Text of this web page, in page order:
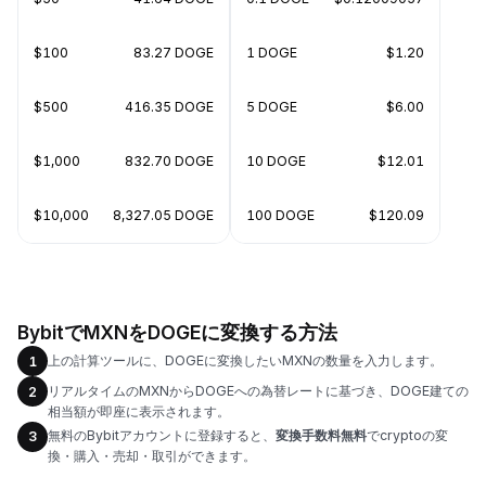
$100 83.27 DOGE
$500 416.35 DOGE
$1,000 832.70 DOGE
$10,000 8,327.05 DOGE
1 DOGE $1.20
5 DOGE $6.00
10 DOGE $12.01
100 DOGE $120.09
BybitでMXNをDOGEに変換する方法
1
上の計算ツールに、DOGEに変換したいMXNの数量を入力します。
2
リアルタイムのMXNからDOGEへの為替レートに基づき、DOGE建ての
相当額が即座に表示されます。
3
無料のBybitアカウントに登録すると、 変換手数料無料でcryptoの変
換・購入・売却・取引ができます。